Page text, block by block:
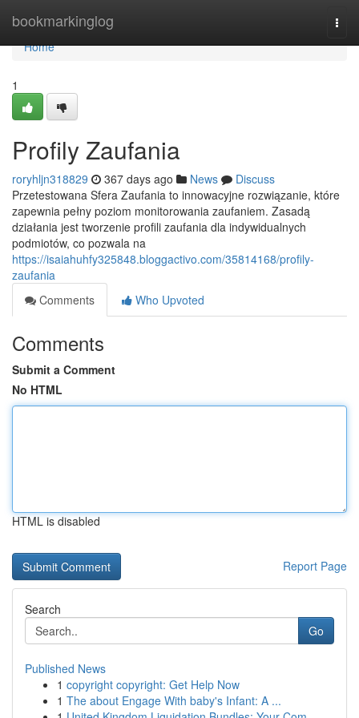
bookmarkinglog
Home
Home
1
Profily Zaufania
roryhljn318829 367 days ago News
Discuss
Przetestowana Sfera Zaufania to innowacyjne rozwiązanie, które
zapewnia pełny poziom monitorowania zaufaniem. Zasadą
działania jest tworzenie profili zaufania dla indywidualnych
podmiotów, co pozwala na
https://isaiahuhfy325848.bloggactivo.com/35814168/profily-
zaufania
Comments
Who Upvoted
Comments
Submit a Comment
No HTML
HTML is disabled
Report Page
Search
Go
Published News
1 copyright copyright: Get Help Now
1 The about Engage With baby's Infant: A ...